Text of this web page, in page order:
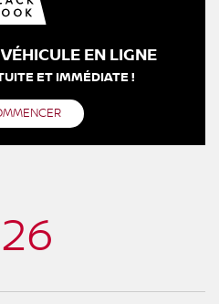
EN LIGNE
ET IMMÉDIATE !